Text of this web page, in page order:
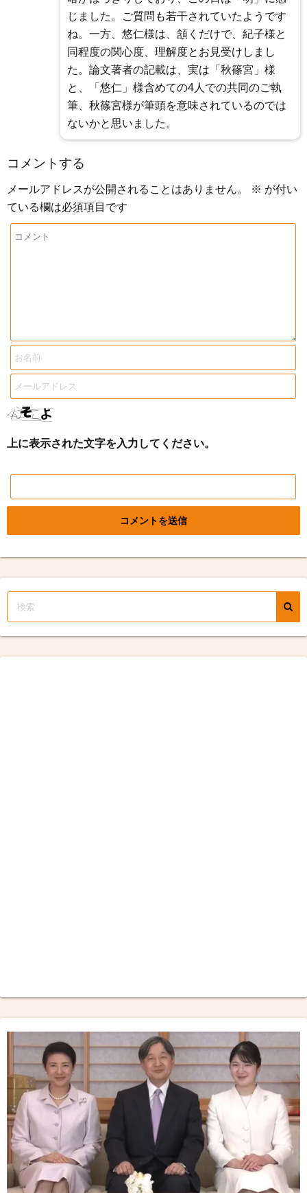
じました。ご質問も若干されていたようです
ね。一方、悠仁様は、頷くだけで、紀子様と
同程度の関心度、理解度とお見受けしまし
た。論文著者の記載は、実は「秋篠宮」様
と、「悠仁」様含めての4人での共同のご執
筆、秋篠宮様が筆頭を意味されているのでは
ないかと思いました。
コメントする
メールアドレスが公開されることはありません。 ※ が付い
ている欄は必須項目です
上に表示された文字を入力してください。